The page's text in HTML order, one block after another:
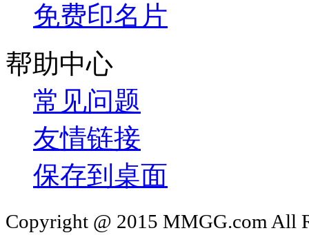
免费印名片
帮助中心
常见问题
友情链接
保存到桌面
Copyright @ 2015 MMGG.com All